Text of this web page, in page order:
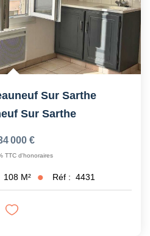
Sur Sarthe
Sur Sarthe
000 €
TTC d'honoraires
108 M² Réf : 4431